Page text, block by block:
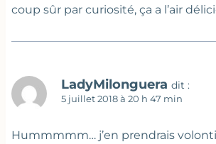
coup sûr par curiosité, ça a l’air
LadyMilonguera dit :
5 juillet 2018 à 20 h 47 min
Hummmmm… j’en prendrais